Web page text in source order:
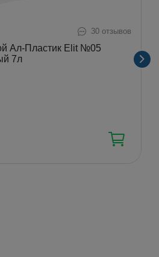
30 отзывов
Ал-Пластик Elit №05
7л